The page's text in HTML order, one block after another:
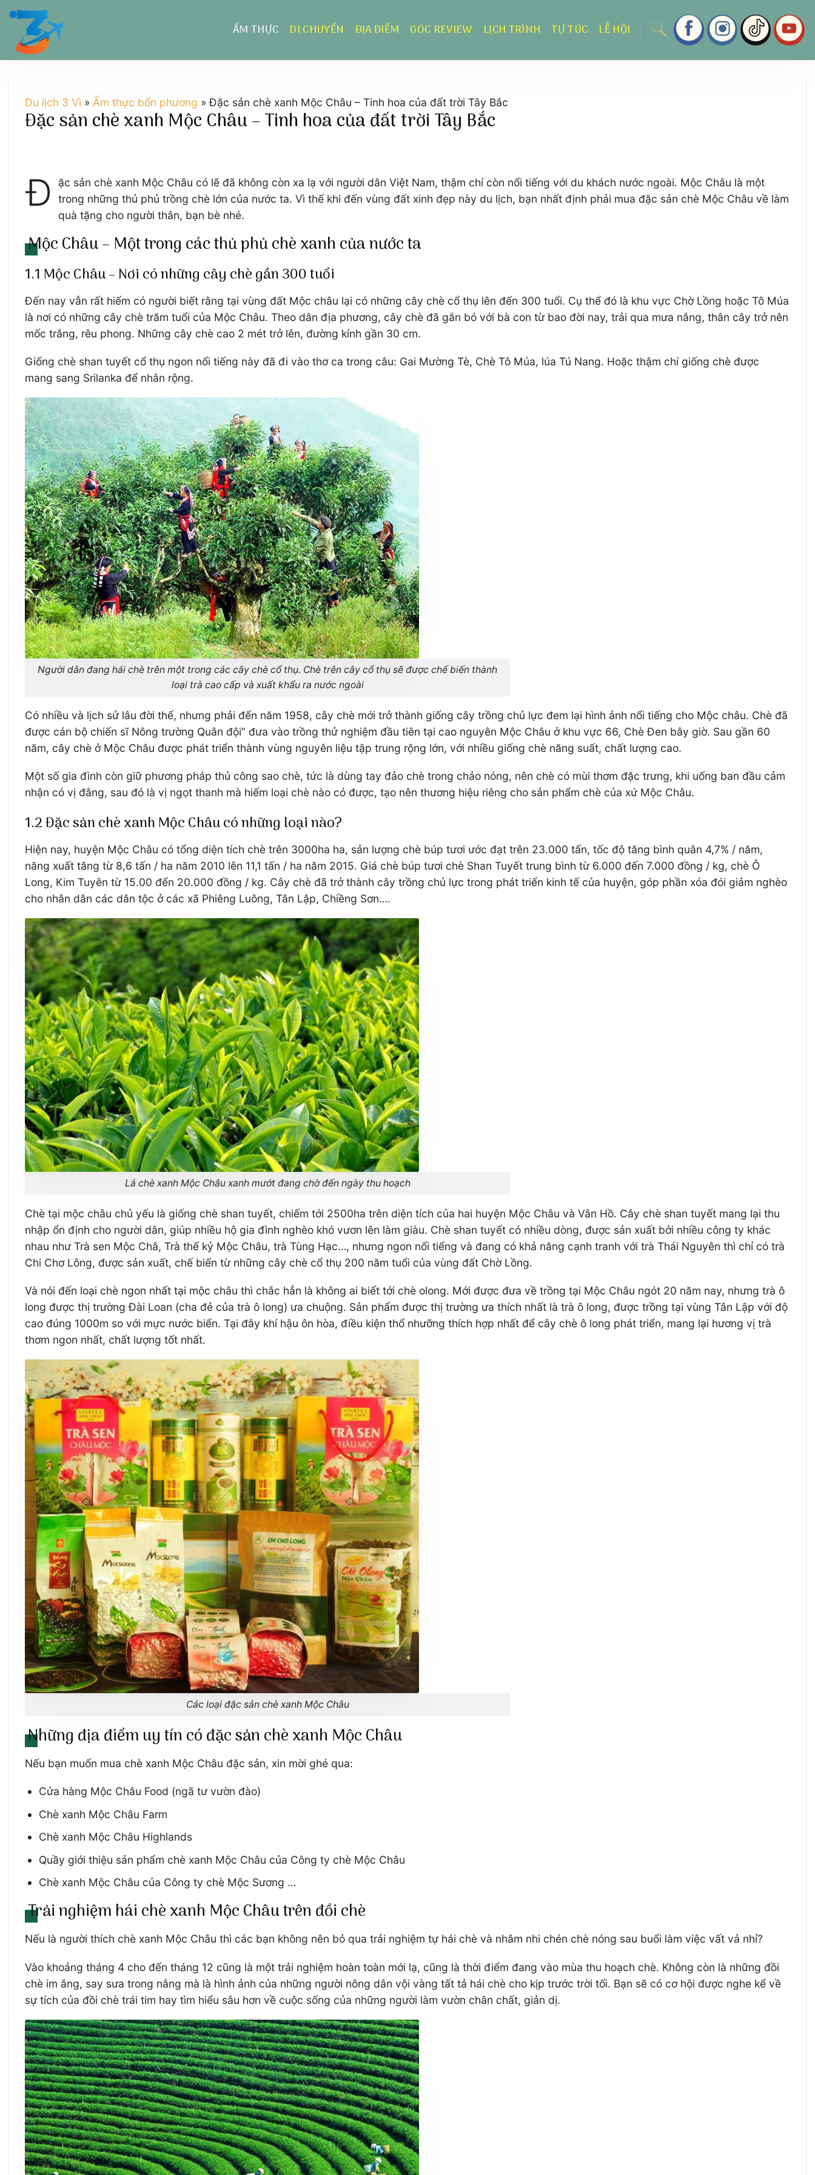
Chuyển
dung
ẨM THỰC DI CHUYỂN ĐỊA ĐIỂM GÓC REVIEW LỊCH TRÌNH TỰ TÚC LỄ HỘI
Du lịch 3 Vì » Ẩm thực bốn phương »Đặc sản chè xanh Mộc Châu – Tinh hoa của đất trời Tây Bắc
Đặc sản chè xanh Mộc Châu – Tinh hoa của đất trời Tây Bắc
Đ
ặc sản chè xanh Mộc Châu có lẽ đã không còn xa lạ với người dân Việt Nam, thậm chí còn nổi tiếng với du khách nước ngoài. Mộc Châu là một
trong những thủ phủ trồng chè lớn của nước ta. Vì thế khi đến vùng đất xinh đẹp này du lịch, bạn nhất định phải mua đặc sản chè Mộc Châu về làm
quà tặng cho người thân, bạn bè nhé.
Mộc Châu – Một trong các thủ phủ chè xanh của nước ta
1.1 Mộc Châu – Nơi có những cây chè gần 300 tuổi
Đến nay vẫn rất hiếm có người biết rằng tại vùng đất Mộc châu lại có những cây chè cổ thụ lên đến 300 tuổi. Cụ thể đó là khu vực Chờ Lồng hoặc Tô Múa
là nơi có những cây chè trăm tuổi của Mộc Châu. Theo dân địa phương, cây chè đã gắn bó với bà con từ bao đời nay, trải qua mưa nắng, thân cây trở nên
mốc trắng, rêu phong. Những cây chè cao 2 mét trở lên, đường kính gần 30 cm.
Giống chè shan tuyết cổ thụ ngon nổi tiếng này đã đi vào thơ ca trong câu: Gai Mường Tè, Chè Tô Múa, lúa Tú Nang. Hoặc thậm chí giống chè được
mang sang Srilanka để nhân rộng.
Người dân đang hái chè trên một trong các cây chè cổ thụ. Chè trên cây cổ thụ sẽ được chế biến thành
loại trà cao cấp và xuất khẩu ra nước ngoài
Có nhiều và lịch sử lâu đời thế, nhưng phải đến năm 1958, cây chè mới trở thành giống cây trồng chủ lực đem lại hình ảnh nổi tiếng cho Mộc châu. Chè đã
được cán bộ chiến sĩ Nông trường Quân đội” đưa vào trồng thử nghiệm đầu tiên tại cao nguyên Mộc Châu ở khu vực 66, Chè Đen bây giờ. Sau gần 60
năm, cây chè ở Mộc Châu được phát triển thành vùng nguyên liệu tập trung rộng lớn, với nhiều giống chè năng suất, chất lượng cao.
Một số gia đình còn giữ phương pháp thủ công sao chè, tức là dùng tay đảo chè trong chảo nóng, nên chè có mùi thơm đặc trưng, khi uống ban đầu cảm
nhận có vị đắng, sau đó là vị ngọt thanh mà hiếm loại chè nào có được, tạo nên thương hiệu riêng cho sản phẩm chè của xứ Mộc Châu.
1.2 Đặc sản chè xanh Mộc Châu có những loại nào?
Hiện nay, huyện Mộc Châu có tổng diện tích chè trên 3000ha ha, sản lượng chè búp tươi ước đạt trên 23.000 tấn, tốc độ tăng bình quân 4,7% / năm,
năng xuất tăng từ 8,6 tấn / ha năm 2010 lên 11,1 tấn / ha năm 2015. Giá chè búp tươi chè Shan Tuyết trung bình từ 6.000 đến 7.000 đồng / kg, chè Ô
Long, Kim Tuyên từ 15.00 đến 20.000 đồng / kg. Cây chè đã trở thành cây trồng chủ lực trong phát triển kinh tế của huyện, góp phần xóa đói giảm nghèo
cho nhân dân các dân tộc ở các xã Phiêng Luông, Tân Lập, Chiềng Sơn….
Lá chè xanh Mộc Châu xanh mướt đang chờ đến ngày thu hoạch
Chè tại mộc châu chủ yếu là giống chè shan tuyết, chiếm tới 2500ha trên diện tích của hai huyện Mộc Châu và Vân Hồ. Cây chè shan tuyết mang lại thu
nhập ổn định cho người dân, giúp nhiều hộ gia đình nghèo khó vươn lên làm giàu. Chè shan tuyết có nhiều dòng, được sản xuất bởi nhiều công ty khác
nhau như Trà sen Mộc Châ, Trà thế kỷ Mộc Châu, trà Tùng Hạc…, nhưng ngon nổi tiếng và đang có khả năng cạnh tranh với trà Thái Nguyên thì chỉ có trà
Chi Chơ Lông, được sản xuất, chế biến từ những cây chè cổ thụ 200 năm tuổi của vùng đất Chờ Lồng.
Và nói đến loại chè ngon nhất tại mộc châu thì chắc hẳn là không ai biết tới chè olong. Mới được đưa về trồng tại Mộc Châu ngót 20 năm nay, nhưng trà ô
long được thị trường Đài Loan (cha đẻ của trà ô long) ưa chuộng. Sản phẩm được thị trường ưa thích nhất là trà ô long, được trồng tại vùng Tân Lập với độ
cao đúng 1000m so với mực nước biển. Tại đây khí hậu ôn hòa, điều kiện thổ nhưỡng thích hợp nhất để cây chè ô long phát triển, mang lại hương vị trà
thơm ngon nhất, chất lượng tốt nhất.
Các loại đặc sản chè xanh Mộc Châu
Những địa điểm uy tín có đặc sản chè xanh Mộc Châu
Nếu bạn muốn mua chè xanh Mộc Châu đặc sản, xin mời ghé qua:
Cửa hàng Mộc Châu Food (ngã tư vườn đào)
Chè xanh Mộc Châu Farm
Chè xanh Mộc Châu Highlands
Quầy giới thiệu sản phẩm chè xanh Mộc Châu của Công ty chè Mộc Châu
Chè xanh Mộc Châu của Công ty chè Mộc Sương …
Trải nghiệm hái chè xanh Mộc Châu trên đồi chè
Nếu là người thích chè xanh Mộc Châu thì các bạn không nên bỏ qua trải nghiệm tự hái chè và nhâm nhi chén chè nóng sau buổi làm việc vất vả nhỉ?
Vào khoảng tháng 4 cho đến tháng 12 cũng là một trải nghiệm hoàn toàn mới lạ, cũng là thời điểm đang vào mùa thu hoạch chè. Không còn là những đồi
chè im ắng, say sưa trong nắng mà là hình ảnh của những người nông dân vội vàng tất tả hái chè cho kịp trước trời tối. Bạn sẽ có cơ hội được nghe kể về
sự tích của đồi chè trái tim hay tìm hiểu sâu hơn về cuộc sống của những người làm vườn chân chất, giản dị.